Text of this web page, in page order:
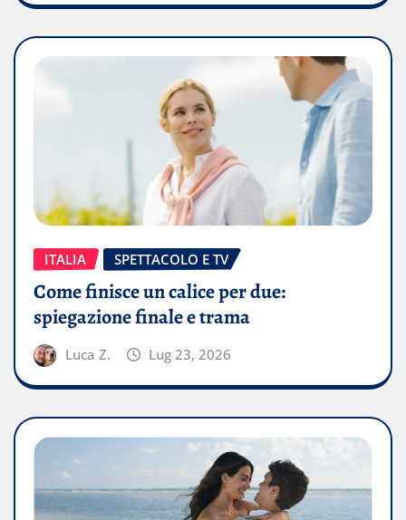
ITALIA SPETTACOLO E TV
Come finisce un calice per due:
spiegazione finale e trama
Luca Z. Lug 23, 2026